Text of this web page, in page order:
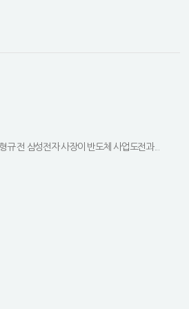
전 삼성전자 사장이 반도체 사업도전과...